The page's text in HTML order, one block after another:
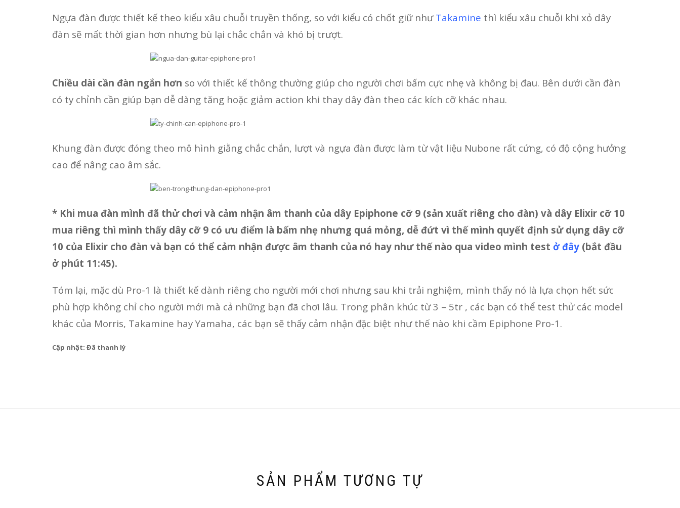
Ngựa đàn được thiết kế theo kiểu xâu chuỗi truyền thống, so với kiểu có chốt giữ như Takamine thì kiểu xâu chuỗi khi xỏ dây
đàn sẽ mất thời gian hơn nhưng bù lại chắc chắn và khó bị trượt.
Chiều dài cần đàn ngắn hơn so với thiết kế thông thường giúp cho người chơi bấm cực nhẹ và không bị đau. Bên dưới cần đàn
có ty chỉnh cần giúp bạn dễ dàng tăng hoặc giảm action khi thay dây đàn theo các kích cỡ khác nhau.
Khung đàn được đóng theo mô hình giằng chắc chắn, lượt và ngựa đàn được làm từ vật liệu Nubone rất cứng, có độ cộng hưởng
cao để nâng cao âm sắc.
* Khi mua đàn mình đã thử chơi và cảm nhận âm thanh của dây Epiphone cỡ 9 (sản xuất riêng cho đàn) và dây Elixir cỡ 10
mua riêng thì mình thấy dây cỡ 9 có ưu điểm là bấm nhẹ nhưng quá mỏng, dễ đứt vì thế mình quyết định sử dụng dây cỡ
10 của Elixir cho đàn và bạn có thể cảm nhận được âm thanh của nó hay như thế nào qua video mình test ở đây (bắt đầu
ở phút 11:45).
Tóm lại, mặc dù Pro-1 là thiết kế dành riêng cho người mới chơi nhưng sau khi trải nghiệm, mình thấy nó là lựa chọn hết sức
phù hợp không chỉ cho người mới mà cả những bạn đã chơi lâu. Trong phân khúc từ 3 – 5tr , các bạn có thể test thử các model
khác của Morris, Takamine hay Yamaha, các bạn sẽ thấy cảm nhận đặc biệt như thế nào khi cầm Epiphone Pro-1.
Cập nhật: Đã thanh lý
SẢN PHẨM TƯƠNG TỰ